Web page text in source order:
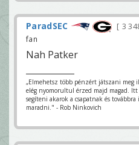
ParadSEC 3
fan
Nah Patker
„Elmehetsz több pénzért játszani meg
elég nyomorultul érzed majd magad.
segíteni akarok a csapatnak és
maradni." - Rob Ninkovich